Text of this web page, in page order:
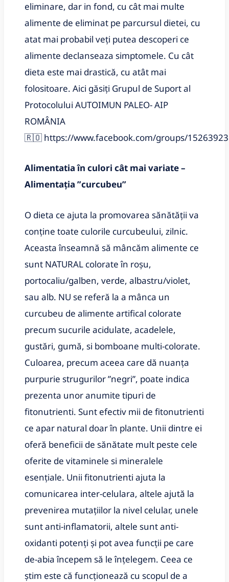
eliminare, dar in fond, cu cât mai multe
alimente de eliminat pe parcursul dietei, cu
atat mai probabil veți putea descoperi ce
alimente declanseaza simptomele. Cu cât
dieta este mai drastică, cu atât mai
folositoare. Aici găsiți Grupul de Suport al
Protocolului AUTOIMUN PALEO- AIP
ROMÂNIA
🇷🇴 https://www.facebook.com/groups/
Alimentatia în culori cât mai variate –
Alimentația ʺcurcubeuʺ
O dieta ce ajuta la promovarea sănătății va
conține toate culorile curcubeului, zilnic.
Aceasta înseamnă să mâncăm alimente ce
sunt NATURAL colorate în roșu,
portocaliu/galben, verde, albastru/violet,
sau alb. NU se referă la a mânca un
curcubeu de alimente artifical colorate
precum sucurile acidulate, acadelele,
gustări, gumă, si bomboane multi-colorate.
Culoarea, precum aceea care dă nuanța
purpurie strugurilor ʺnegriʺ, poate indica
prezenta unor anumite tipuri de
fitonutrienti. Sunt efectiv mii de fitonutrienti
ce apar natural doar în plante. Unii dintre ei
oferă beneficii de sănătate mult peste cele
oferite de vitaminele si mineralele
esențiale. Unii fitonutrienti ajuta la
comunicarea inter-celulara, altele ajută la
prevenirea mutațiilor la nivel celular, unele
sunt anti-inflamatorii, altele sunt anti-
oxidanti potenți și pot avea funcții pe care
de-abia începem să le înțelegem. Ceea ce
știm este că funcționează cu scopul de a